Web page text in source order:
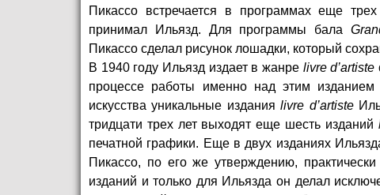
Пикассо встречается в программах еще
принимал Ильязд. Для программы бала
Пикассо сделал рисунок лошадки, который
В 1940 году Ильязд издает в жанре livre d’artiste
процессе работы именно над этим
искусства уникальные изданияlivre d’artiste
тридцати трех лет выходят еще шесть изданий
печатной графики. Еще в двух изданиях
Пикассо, по его же утверждению,
изданий и только для Ильязда он делал